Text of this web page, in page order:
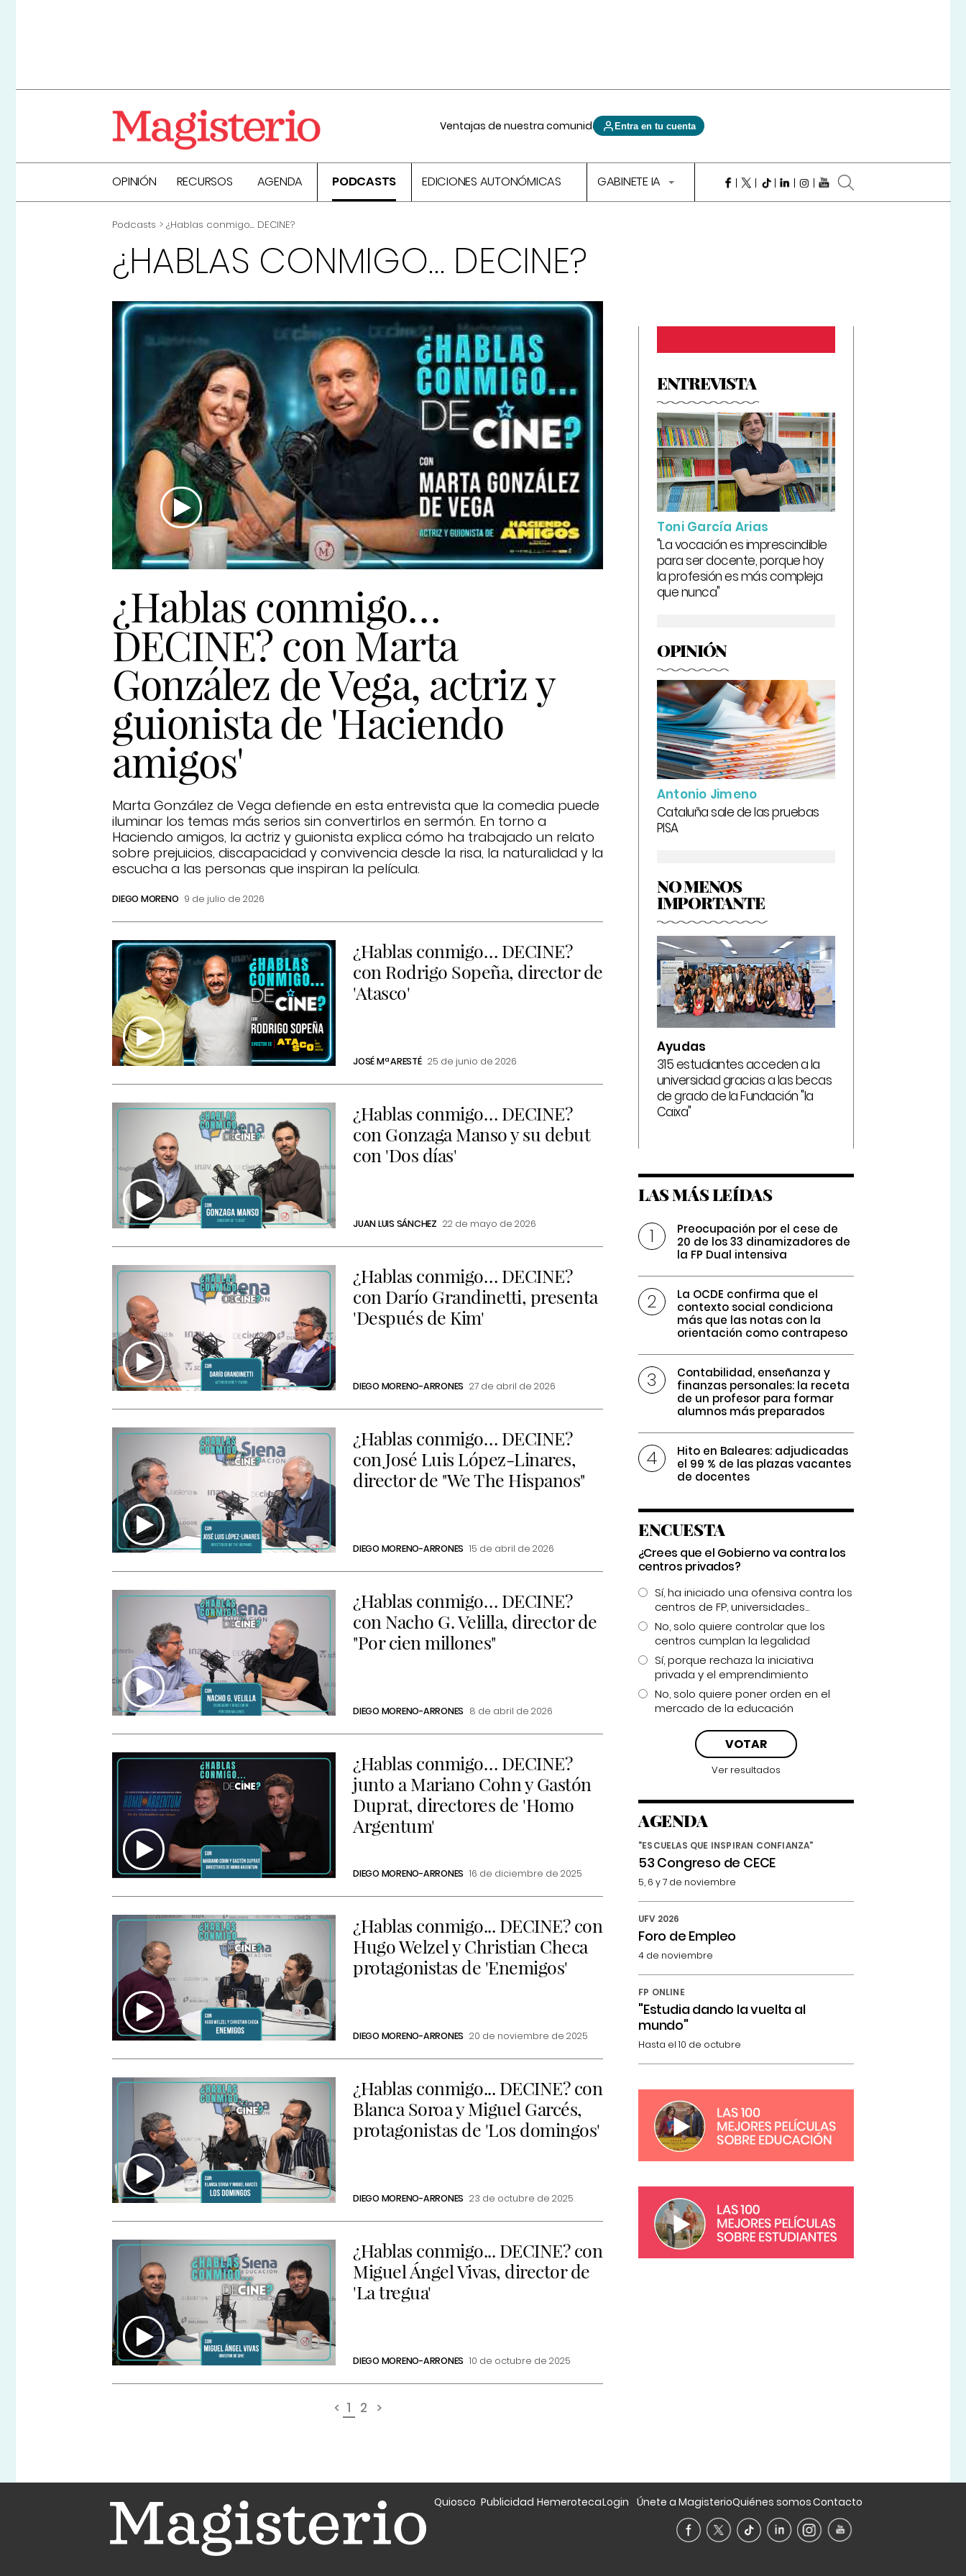
Ventajas de nuestra comunidad Entra en tu cuenta
OPINIÓN RECURSOS AGENDA PODCASTS EDICIONES AUTONÓMICAS GABINETE IA
Podcasts ¿Hablas conmigo… DECINE?
¿HABLAS CONMIGO… DECINE?
¿Hablas conmigo…
DECINE? con Marta
González de Vega, actriz y
guionista de 'Haciendo
amigos'
Marta González de Vega defiende en esta entrevista que la comedia puede
iluminar los temas más serios sin convertirlos en sermón. En torno a
Haciendo amigos, la actriz y guionista explica cómo ha trabajado un relato
sobre prejuicios, discapacidad y convivencia desde la risa, la naturalidad y la
escucha a las personas que inspiran la película.
DIEGO MORENO 9 de julio de 2026
¿Hablas conmigo… DECINE?
con Rodrigo Sopeña, director de
'Atasco'
JOSÉ Mª ARESTÉ 25 de junio de 2026
¿Hablas conmigo… DECINE?
con Gonzaga Manso y su debut
con 'Dos días'
JUAN LUIS SÁNCHEZ 22 de mayo de 2026
¿Hablas conmigo… DECINE?
con Darío Grandinetti, presenta
'Después de Kim'
DIEGO MORENO-ARRONES 27 de abril de 2026
¿Hablas conmigo… DECINE?
con José Luis López-Linares,
director de "We The Hispanos"
DIEGO MORENO-ARRONES 15 de abril de 2026
¿Hablas conmigo… DECINE?
con Nacho G. Velilla, director de
"Por cien millones"
DIEGO MORENO-ARRONES 8 de abril de 2026
¿Hablas conmigo… DECINE?
junto a Mariano Cohn y Gastón
Duprat, directores de 'Homo
Argentum'
DIEGO MORENO-ARRONES 16 de diciembre de 2025
¿Hablas conmigo... DECINE? con
Hugo Welzel y Christian Checa
protagonistas de 'Enemigos'
DIEGO MORENO-ARRONES 20 de noviembre de 2025
¿Hablas conmigo... DECINE? con
Blanca Soroa y Miguel Garcés,
protagonistas de 'Los domingos'
DIEGO MORENO-ARRONES 23 de octubre de 2025
¿Hablas conmigo... DECINE? con
Miguel Ángel Vivas, director de
'La tregua'
DIEGO MORENO-ARRONES 10 de octubre de 2025
< 1 2 >
ENTREVISTA
Toni García Arias
"La vocación es imprescindible
para ser docente, porque hoy
la profesión es más compleja
que nunca"
OPINIÓN
Antonio Jimeno
Cataluña sale de las pruebas
PISA
NO MENOS
IMPORTANTE
Ayudas
315 estudiantes acceden a la
universidad gracias a las becas
de grado de la Fundación "la
Caixa"
LAS MÁS LEÍDAS
Preocupación por el cese de
20 de los 33 dinamizadores de
la FP Dual intensiva
La OCDE confirma que el
contexto social condiciona
más que las notas con la
orientación como contrapeso
Contabilidad, enseñanza y
finanzas personales: la receta
de un profesor para formar
alumnos más preparados
Hito en Baleares: adjudicadas
el 99 % de las plazas vacantes
de docentes
ENCUESTA
¿Crees que el Gobierno va contra los
centros privados?
Sí, ha iniciado una ofensiva contra los
centros de FP, universidades...
No, solo quiere controlar que los
centros cumplan la legalidad
Sí, porque rechaza la iniciativa
privada y el emprendimiento
No, solo quiere poner orden en el
mercado de la educación
Ver resultados
AGENDA
"ESCUELAS QUE INSPIRAN CONFIANZA"
53 Congreso de CECE
5, 6 y 7 de noviembre
UFV 2026
Foro de Empleo
4 de noviembre
FP ONLINE
"Estudia dando la vuelta al
mundo"
Hasta el 10 de octubre
Quiosco Publicidad HemerotecaLogin Únete a MagisterioQuiénes somosContacto